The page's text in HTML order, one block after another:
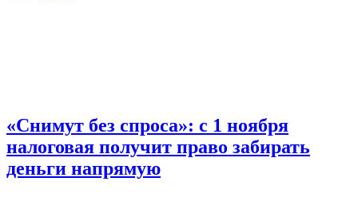
«Снимут без спроса»: с 1 ноября
налоговая получит право забирать
деньги напрямую